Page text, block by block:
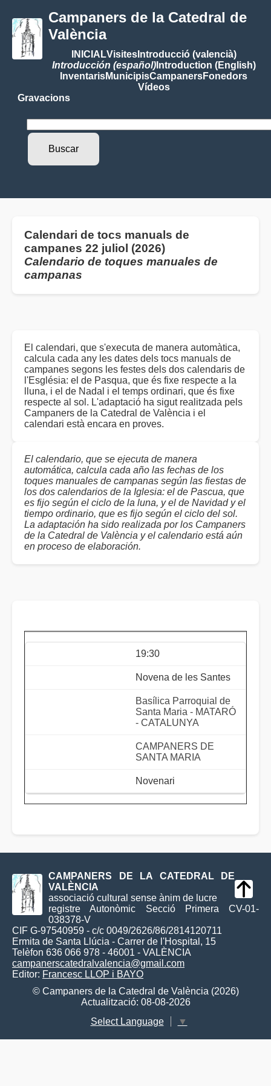
Campaners de la Catedral de
València
INICIALVisitesIntroducció (valencià)
Introducción (español)Introduction (English)
InventarisMunicipisCampanersFonedors
Vídeos
Gravacions
Calendari de tocs manuals de
campanes 22 juliol (2026)
Calendario de toques manuales de
campanas
El calendari, que s'executa de manera automàtica,
calcula cada any les dates dels tocs manuals de
campanes segons les festes dels dos calendaris de
l'Església: el de Pasqua, que és fixe respecte a la
lluna, i el de Nadal i el temps ordinari, que és fixe
respecte al sol. L'adaptació ha sigut realitzada pels
Campaners de la Catedral de València i el
calendari està encara en proves.
El calendario, que se ejecuta de manera
automática, calcula cada año las fechas de los
toques manuales de campanas según las fiestas de
los dos calendarios de la Iglesia: el de Pascua, que
es fijo según el ciclo de la luna, y el de Navidad y el
tiempo ordinario, que es fijo según el ciclo del sol.
La adaptación ha sido realizada por los Campaners
de la Catedral de València y el calendario está aún
en proceso de elaboración.
19:30
Novena de les Santes
Basílica Parroquial de
Santa Maria - MATARÓ
- CATALUNYA
CAMPANERS DE
SANTA MARIA
Novenari
CAMPANERS DE LA CATEDRAL DE
VALÈNCIA
associació cultural sense ànim de lucre
registre Autonòmic Secció Primera CV-01-
038378-V
CIF G-97540959 - c/c 0049/2626/86/2814120711
Ermita de Santa Llúcia - Carrer de l'Hospital, 15
Telèfon 636 066 978 - 46001 - VALÈNCIA
campanerscatedralvalencia@gmail.com
Editor: Francesc LLOP i BAYO
© Campaners de la Catedral de València (2026)
Actualització: 08-08-2026
Select Language
▼